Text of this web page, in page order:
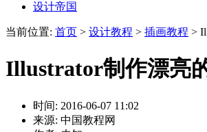
设计帝国
当前位置: 首页 > 设计教程 > 插画教程 >
Illustrator制作漂亮
时间: 2016-06-07 11:02
来源: 中国教程网